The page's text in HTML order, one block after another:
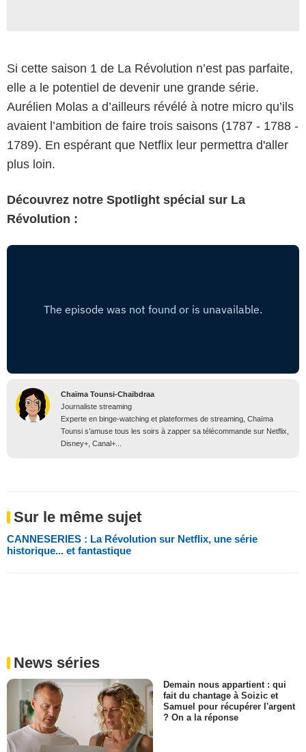
Si cette saison 1 de La Révolution n’est pas parfaite,
elle a le potentiel de devenir une grande série.
Aurélien Molas a d’ailleurs révélé à notre micro qu’ils
avaient l’ambition de faire trois saisons (1787 - 1788 -
1789). En espérant que Netflix leur permettra d'aller
plus loin.
Découvrez notre Spotlight spécial sur La
Révolution :
Chaïma Tounsi-Chaïbdraa
Journaliste streaming
Experte en binge-watching et plateformes de streaming, Chaïma
Tounsi s’amuse tous les soirs à zapper sa télécommande sur Netflix,
Disney+, Canal+...
Sur le même sujet
CANNESERIES : La Révolution sur Netflix, une série
historique... et fantastique
News séries
Demain nous appartient : qui
fait du chantage à Soizic et
Samuel pour récupérer l'argent
? On a la réponse